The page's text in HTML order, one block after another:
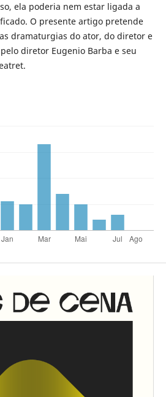
ela poderia nem estar ligada a
O presente artigo pretende
dramaturgias do ator, do diretor e
diretor Eugenio Barba e seu